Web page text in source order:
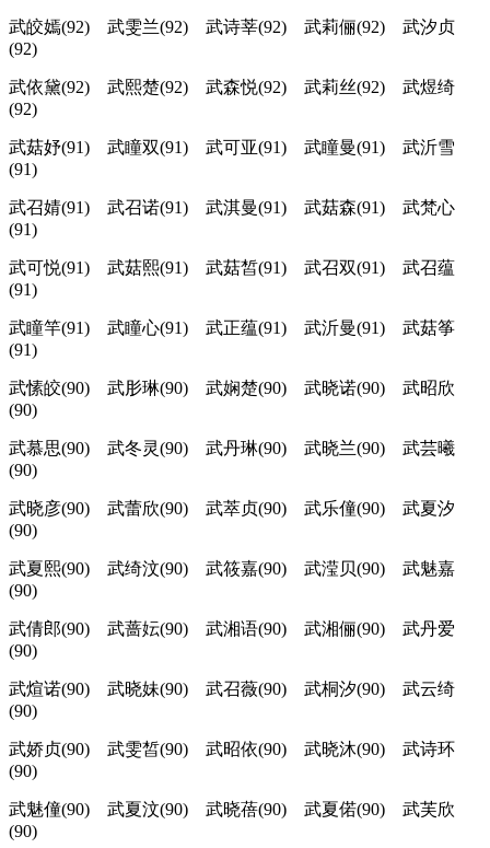
武皎嫣(92) 武雯兰(92) 武诗莘(92) 武莉俪(92) 武汐贞
(92)
武依黛(92) 武熙楚(92) 武森悦(92) 武莉丝(92) 武煜绮
(92)
武菇妤(91) 武瞳双(91) 武可亚(91) 武瞳曼(91) 武沂雪
(91)
武召婧(91) 武召诺(91) 武淇曼(91) 武菇森(91) 武梵心
(91)
武可悦(91) 武菇熙(91) 武菇皙(91) 武召双(91) 武召蕴
(91)
武瞳竿(91) 武瞳心(91) 武正蕴(91) 武沂曼(91) 武菇筝
(91)
武愫皎(90) 武肜琳(90) 武娴楚(90) 武晓诺(90) 武昭欣
(90)
武慕思(90) 武冬灵(90) 武丹琳(90) 武晓兰(90) 武芸曦
(90)
武晓彦(90) 武蕾欣(90) 武萃贞(90) 武乐僮(90) 武夏汐
(90)
武夏熙(90) 武绮汶(90) 武筱嘉(90) 武滢贝(90) 武魅嘉
(90)
武倩郎(90) 武蔷妘(90) 武湘语(90) 武湘俪(90) 武丹爱
(90)
武煊诺(90) 武晓妹(90) 武召薇(90) 武桐汐(90) 武云绮
(90)
武娇贞(90) 武雯皙(90) 武昭依(90) 武晓沐(90) 武诗环
(90)
武魅僮(90) 武夏汶(90) 武晓蓓(90) 武夏偌(90) 武芙欣
(90)